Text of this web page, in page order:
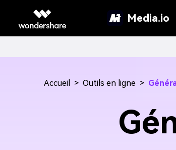
Media.io
Accueil > Outils en ligne >